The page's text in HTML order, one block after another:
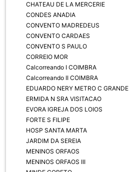
CHATEAU DE LA MERCERIE
CONDES ANADIA
CONVENTO MADREDEUS
CONVENTO CARDAES
CONVENTO S PAULO
CORREIO MOR
Calcorreando I COIMBRA
Calcorreando II COIMBRA
EDUARDO NERY METRO C GRANDE
ERMIDA N SRA VISITACAO
EVORA IGREJA DOS LOIOS
FORTE S FILIPE
HOSP SANTA MARTA
JARDIM DA SEREIA
MENINOS ORFAOS
MENINOS ORFAOS III